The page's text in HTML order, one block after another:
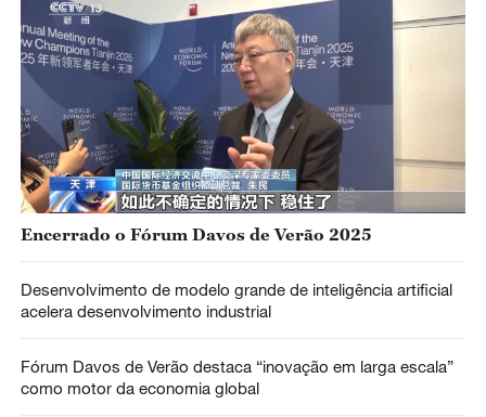
Encerrado o Fórum Davos de Verão 2025
Desenvolvimento de modelo grande de inteligência artificial
acelera desenvolvimento industrial
Fórum Davos de Verão destaca “inovação em larga escala”
como motor da economia global